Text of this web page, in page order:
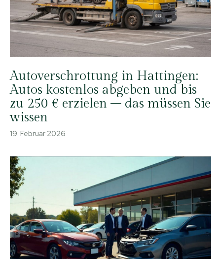
Autoverschrottung in Hattingen:
Autos kostenlos abgeben und bis
zu 250 € erzielen – das müssen Sie
wissen
19. Februar 2026